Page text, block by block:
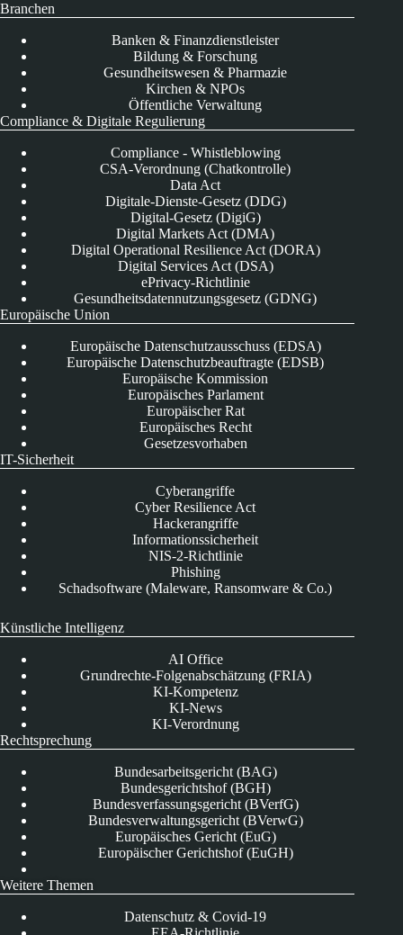
Branchen
Banken & Finanzdienstleister
Bildung & Forschung
Gesundheitswesen & Pharmazie
Kirchen & NPOs
Öffentliche Verwaltung
Compliance & Digitale Regulierung
Compliance - Whistleblowing
CSA-Verordnung (Chatkontrolle)
Data Act
Digitale-Dienste-Gesetz (DDG)
Digital-Gesetz (DigiG)
Digital Markets Act (DMA)
Digital Operational Resilience Act (DORA)
Digital Services Act (DSA)
ePrivacy-Richtlinie
Gesundheitsdatennutzungsgesetz (GDNG)
Europäische Union
Europäische Datenschutzausschuss (EDSA)
Europäische Datenschutzbeauftragte (EDSB)
Europäische Kommission
Europäisches Parlament
Europäischer Rat
Europäisches Recht
Gesetzesvorhaben
IT-Sicherheit
Cyberangriffe
Cyber Resilience Act
Hackerangriffe
Informationssicherheit
NIS-2-Richtlinie
Phishing
Schadsoftware (Maleware, Ransomware & Co.)
Künstliche Intelligenz
AI Office
Grundrechte-Folgenabschätzung (FRIA)
KI-Kompetenz
KI-News
KI-Verordnung
Rechtsprechung
Bundesarbeitsgericht (BAG)
Bundesgerichtshof (BGH)
Bundesverfassungsgericht (BVerfG)
Bundesverwaltungsgericht (BVerwG)
Europäisches Gericht (EuG)
Europäischer Gerichtshof (EuGH)
Weitere Themen
Datenschutz & Covid-19